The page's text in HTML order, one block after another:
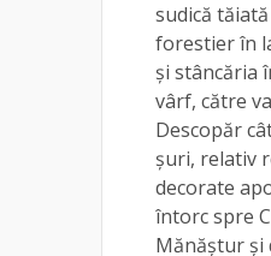
sudică
forestier în
și stâncăria
vârf, către
Descopăr
șuri, relativ
decorate
întorc spre
Mănăștur și